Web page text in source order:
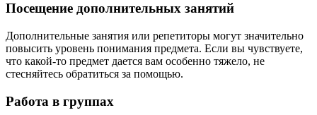
Посещение дополнительных занятий
Дополнительные занятия или репетиторы могут значительно
повысить уровень понимания предмета. Если вы чувствуете,
что какой-то предмет дается вам особенно тяжело, не
стесняйтесь обратиться за помощью.
Работа в группах